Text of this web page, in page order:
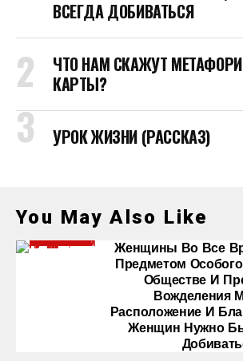
ВСЕГДА ДОБИВАТЬСЯ
ЧТО НАМ СКАЖУТ
КАРТЫ?
УРОК ЖИЗНИ (РАССКАЗ)
You May Also Like
Женщины Во Все
Предметом
Обществе И
Вожделения
Расположение И
Женщин Нужно